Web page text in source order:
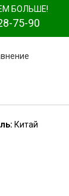
БОЛЬШЕ!
75-90
Китай